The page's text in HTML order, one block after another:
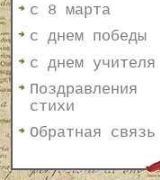
с 8 марта
с днем победы
с днем учителя
Поздравления
стихи
Обратная связь